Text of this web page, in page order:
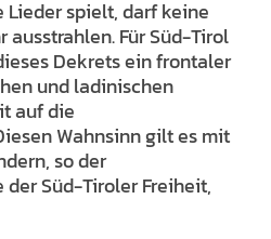
spielt, darf keine
ausstrahlen. Für Süd-Tirol
Dekrets ein frontaler
und ladinischen
auf die
Wahnsinn gilt es mit
so der
Süd-Tiroler Freiheit,